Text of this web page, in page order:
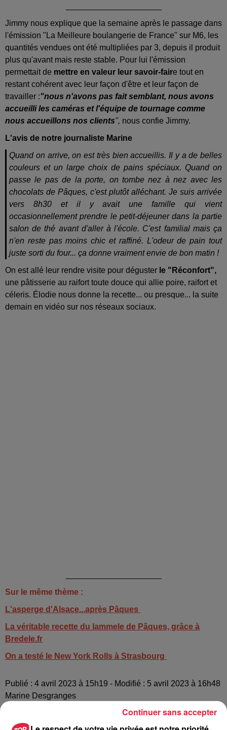
Jimmy nous explique que la semaine après le passage dans
l'émission "La Meilleure boulangerie de France" sur M6, les
quantités vendues ont été multipliées par 3, depuis il produit
plus qu'avant mais reste stable. Pour lui l'émission
permettait de mettre en valeur leur savoir-faire tout en
restant cohérent avec leur façon d'être et leur façon de
travailler :"nous n'avons pas fait semblant, nous avons
accueilli les caméras et l'équipe de tournage comme
nous accueillons nos clients", nous confie Jimmy.
L'avis de notre journaliste Marine
Quand on arrive, on est très bien accueillis. Il y a de belles
couleurs et un large choix de pains spéciaux. Quand on
passe le pas de la porte, on tombe nez à nez avec les
chocolats de Pâques, c'est plutôt alléchant. Je suis arrivée
vers 8h30 et il y avait une famille qui vient
occasionnellement prendre le petit-déjeuner dans la partie
salon de thé avant d'aller à l'école. C'est familial mais ça
n'en reste pas moins chic et raffiné. L'odeur de pain tout
juste sorti du four... ça donne vraiment envie de bon matin !
On est allé leur rendre visite pour déguster le "Réconfort",
une pâtisserie au raifort toute douce qui allie poire, raifort et
céleris. Élodie nous donne la recette... ou presque... la suite
demain en vidéo sur nos réseaux sociaux.
Sur le même thème :
L'asperge d'Alsace...après Pâques
La véritable recette du lammele de Pâques, grâce à
Bredele.fr
On a testé le New York Rolls à Strasbourg
Publié : 4 avril 2023 à 15h19 - Modifié : 5 avril 2023 à 16h48
Marine Desgranges
Continuer sans accepter